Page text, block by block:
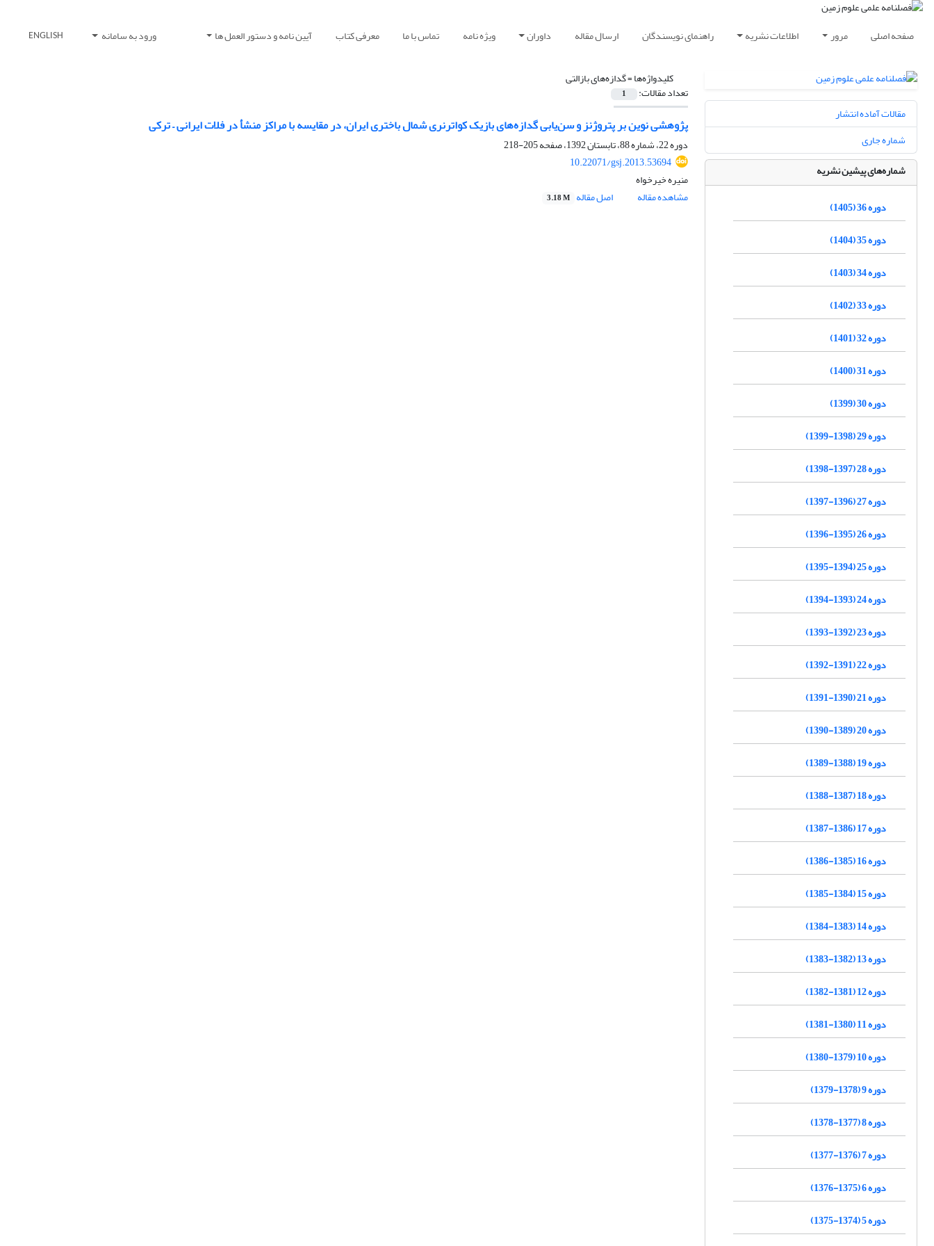
صفحه اصلی مرور اطلاعات نشریه راهنمای نویسندگان ارسال مقاله داوران ویژه نامه تماس با ما معرفی کتاب آیین نامه و دستور العمل ها ورود به سامانه ENGLISH
کلیدواژه‌ها =گدازه‌های بازالتی
تعداد مقالات: 1
پژوهشی نوین بر پتروژنز و سن‌یابی گدازه‌های بازیک کواترنری شمال باختری ایران، در مقایسه با مراکز منشأ در فلات ایرانی – ترکی
دوره 22، شماره 88، تابستان 1392، صفحه
205-218
10.22071/gsj.2013.53694
منیره خیرخواه
مشاهده مقاله
اصل مقاله 3.18 M
مقالات آماده انتشار
شماره جاری
شماره‌های پیشین نشریه
دوره 36 (1405)
دوره 35 (1404)
دوره 34 (1403)
دوره 33 (1402)
دوره 32 (1401)
دوره 31 (1400)
دوره 30 (1399)
دوره 29 (1398-1399)
دوره 28 (1397-1398)
دوره 27 (1396-1397)
دوره 26 (1395-1396)
دوره 25 (1394-1395)
دوره 24 (1393-1394)
دوره 23 (1392-1393)
دوره 22 (1391-1392)
دوره 21 (1390-1391)
دوره 20 (1389-1390)
دوره 19 (1388-1389)
دوره 18 (1387-1388)
دوره 17 (1386-1387)
دوره 16 (1385-1386)
دوره 15 (1384-1385)
دوره 14 (1383-1384)
دوره 13 (1382-1383)
دوره 12 (1381-1382)
دوره 11 (1380-1381)
دوره 10 (1379-1380)
دوره 9 (1378-1379)
دوره 8 (1377-1378)
دوره 7 (1376-1377)
دوره 6 (1375-1376)
دوره 5 (1374-1375)